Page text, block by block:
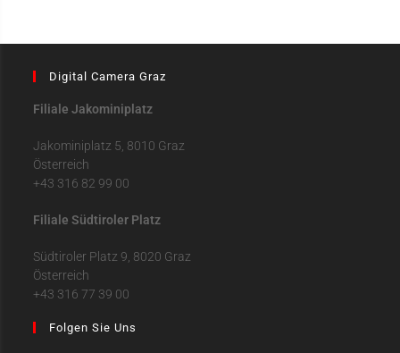
Digital Camera Graz
Filiale Jakominiplatz
Jakominiplatz 5, 8010 Graz
Österreich
+43 316 82 99 00
Filiale Südtiroler Platz
Südtiroler Platz 9, 8020 Graz
Österreich
+43 316 77 39 00
Folgen Sie Uns